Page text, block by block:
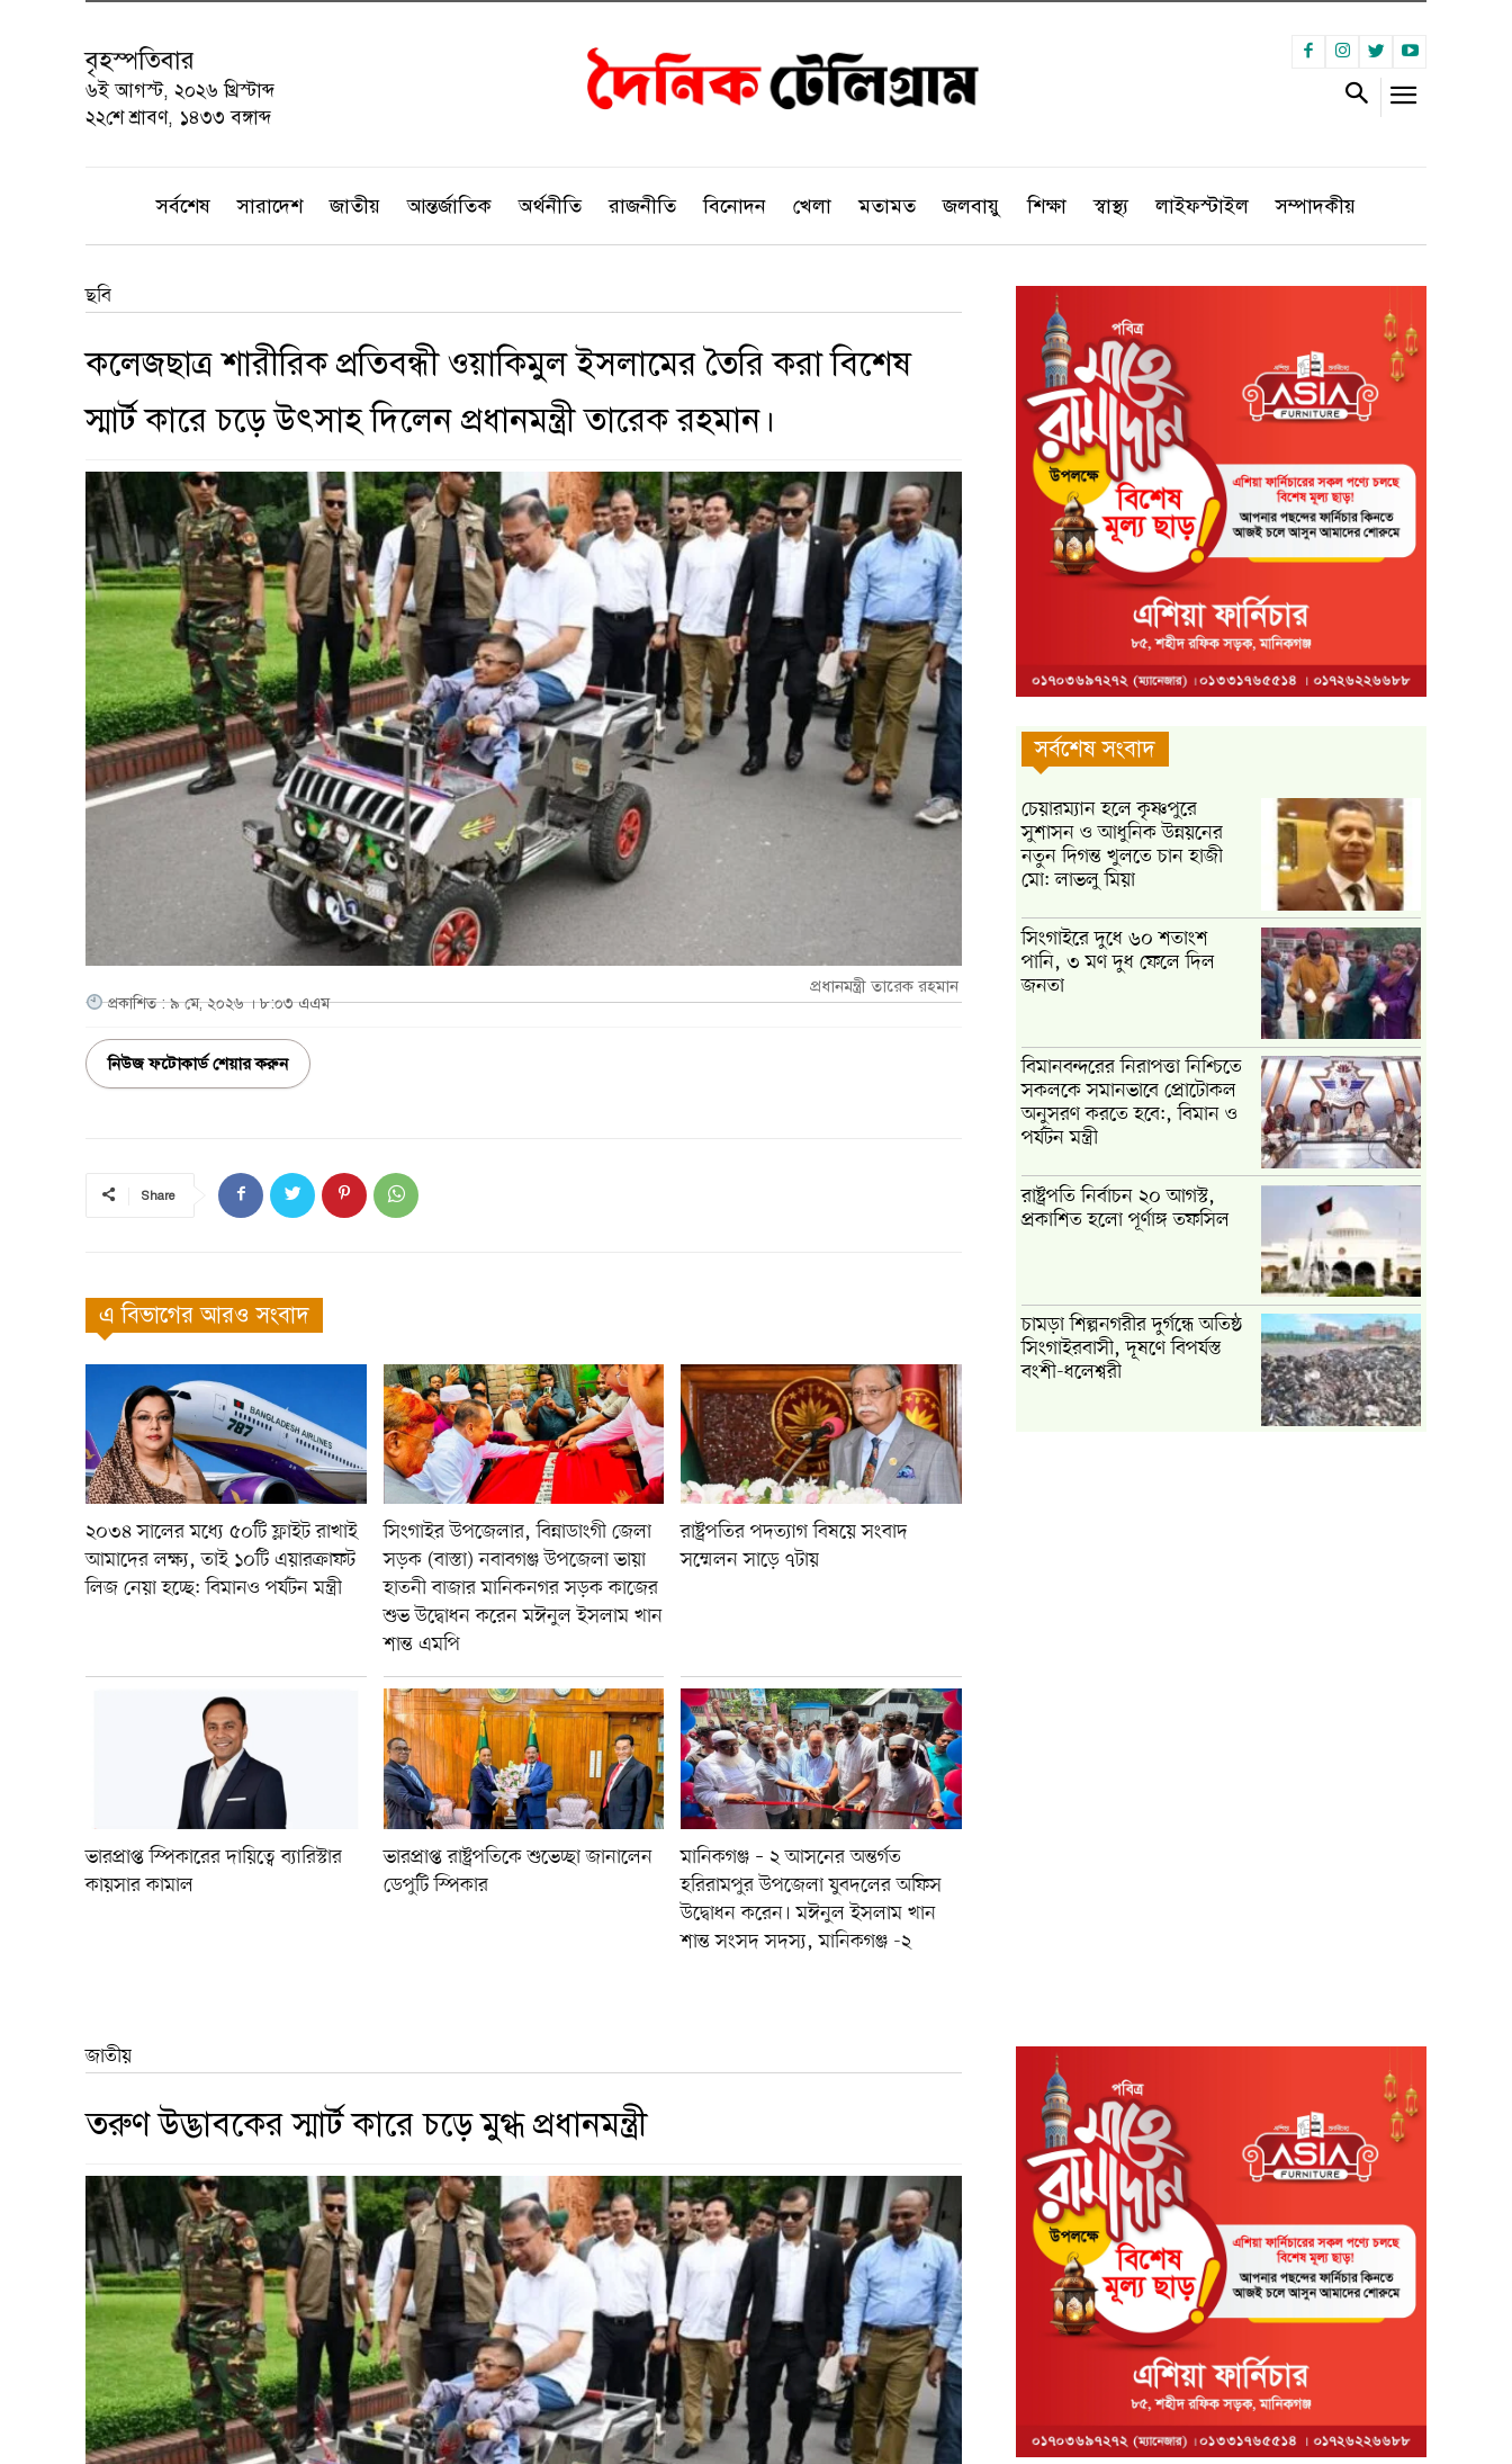
বৃহস্পতিবার
৬ই আগস্ট, ২০২৬ খ্রিস্টাব্দ
২২শে শ্রাবণ, ১৪৩৩ বঙ্গাব্দ
সর্বশেষ সারাদেশ জাতীয় আন্তর্জাতিক অর্থনীতি রাজনীতি বিনোদন খেলা মতামত জলবায়ু শিক্ষা স্বাস্থ্য লাইফস্টাইল সম্পাদকীয়
ছবি
কলেজছাত্র শারীরিক প্রতিবন্ধী ওয়াকিমুল ইসলামের তৈরি করা বিশেষ
স্মার্ট কারে চড়ে উৎসাহ দিলেন প্রধানমন্ত্রী তারেক রহমান।
প্রধানমন্ত্রী তারেক রহমান
প্রকাশিত : ৯ মে, ২০২৬ । ৮:০৩ এএম
নিউজ ফটোকার্ড শেয়ার করুন
Share
এ বিভাগের আরও সংবাদ
২০৩৪ সালের মধ্যে ৫০টি ফ্লাইট রাখাই
আমাদের লক্ষ্য, তাই ১০টি এয়ারক্রাফট
লিজ নেয়া হচ্ছে: বিমানও পর্যটন মন্ত্রী
সিংগাইর উপজেলার, বিন্নাডাংগী জেলা
সড়ক (বাস্তা) নবাবগঞ্জ উপজেলা ভায়া
হাতনী বাজার মানিকনগর সড়ক কাজের
শুভ উদ্বোধন করেন মঈনুল ইসলাম খান
শান্ত এমপি
রাষ্ট্রপতির পদত্যাগ বিষয়ে সংবাদ
সম্মেলন সাড়ে ৭টায়
ভারপ্রাপ্ত স্পিকারের দায়িত্বে ব্যারিস্টার
কায়সার কামাল
ভারপ্রাপ্ত রাষ্ট্রপতিকে শুভেচ্ছা জানালেন
ডেপুটি স্পিকার
মানিকগঞ্জ – ২ আসনের অন্তর্গত
হরিরামপুর উপজেলা যুবদলের অফিস
উদ্বোধন করেন। মঈনুল ইসলাম খান
শান্ত সংসদ সদস্য, মানিকগঞ্জ -২
সর্বশেষ সংবাদ
চেয়ারম্যান হলে কৃষ্ণপুরে
সুশাসন ও আধুনিক উন্নয়নের
নতুন দিগন্ত খুলতে চান হাজী
মো: লাভলু মিয়া
সিংগাইরে দুধে ৬০ শতাংশ
পানি, ৩ মণ দুধ ফেলে দিল
জনতা
বিমানবন্দরের নিরাপত্তা নিশ্চিতে
সকলকে সমানভাবে প্রোটোকল
অনুসরণ করতে হবে:, বিমান ও
পর্যটন মন্ত্রী
রাষ্ট্রপতি নির্বাচন ২০ আগস্ট,
প্রকাশিত হলো পূর্ণাঙ্গ তফসিল
চামড়া শিল্পনগরীর দুর্গন্ধে অতিষ্ঠ
সিংগাইরবাসী, দূষণে বিপর্যস্ত
বংশী-ধলেশ্বরী